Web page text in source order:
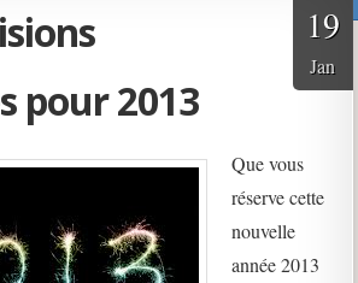
votre
vos forces et
pour 2013
19
Jan
Que vous
réserve cette
nouvelle
année 2013